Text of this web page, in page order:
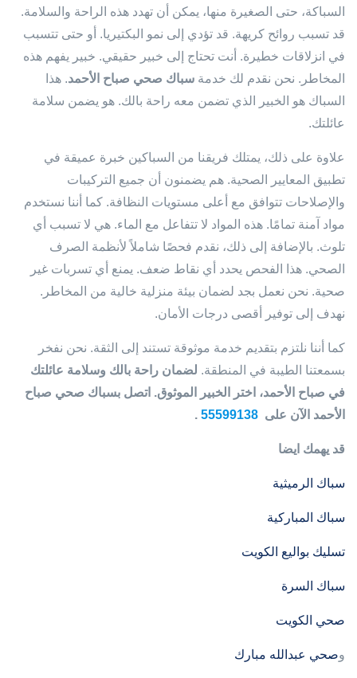
السباكة، حتى الصغيرة منها، يمكن أن تهدد هذه الراحة والسلامة.
قد تسبب روائح كريهة. قد تؤدي إلى نمو البكتيريا. أو حتى تتسبب
في انزلاقات خطيرة. أنت تحتاج إلى خبير حقيقي. خبير يفهم هذه
المخاطر. نحن نقدم لك خدمة سباك صحي صباح الأحمد. هذا
السباك هو الخبير الذي تضمن معه راحة بالك. هو يضمن سلامة
عائلتك.
علاوة على ذلك، يمتلك فريقنا من السباكين خبرة عميقة في
تطبيق المعايير الصحية. هم يضمنون أن جميع التركيبات
والإصلاحات تتوافق مع أعلى مستويات النظافة. كما أننا نستخدم
مواد آمنة تمامًا. هذه المواد لا تتفاعل مع الماء. هي لا تسبب أي
تلوث. بالإضافة إلى ذلك، نقدم فحصًا شاملاً لأنظمة الصرف
الصحي. هذا الفحص يحدد أي نقاط ضعف. يمنع أي تسربات غير
صحية. نحن نعمل بجد لضمان بيئة منزلية خالية من المخاطر.
نهدف إلى توفير أقصى درجات الأمان.
كما أننا نلتزم بتقديم خدمة موثوقة تستند إلى الثقة. نحن نفخر
بسمعتنا الطيبة في المنطقة. لضمان راحة بالك وسلامة عائلتك
في صباح الأحمد، اختر الخبير الموثوق. اتصل بسباك صحي صباح
الأحمد الآن على 55599138
.
قد يهمك ايضا
سباك الرميثية
سباك المباركية
تسليك بواليع الكويت
سباك السرة
صحي الكويت
وصحي عبدالله مبارك